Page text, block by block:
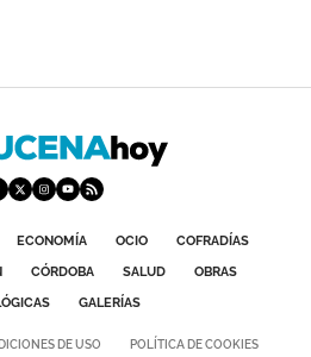
ECONOMÍA OCIO
COFRADÍAS
CÓRDOBA SALUD
OBRAS
GALERÍAS
DE USO POLÍTICA DE COOKIES